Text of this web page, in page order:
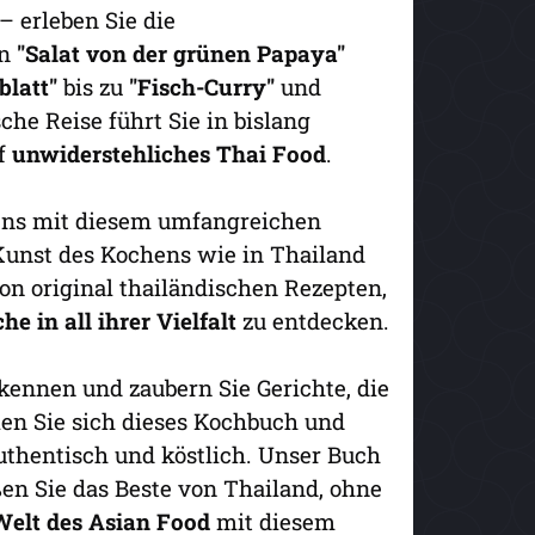
erleben Sie die
"Salat von der grünen Papaya"
bis zu "Fisch-Curry" und
Reise führt Sie in bislang
unwiderstehliches Thai Food.
mit diesem umfangreichen
des Kochens wie in Thailand
original thailändischen Rezepten,
in all ihrer Vielfalt zu entdecken.
und zaubern Sie Gerichte, die
Sie sich dieses Kochbuch und
und köstlich. Unser Buch
Sie das Beste von Thailand, ohne
des Asian Food mit diesem